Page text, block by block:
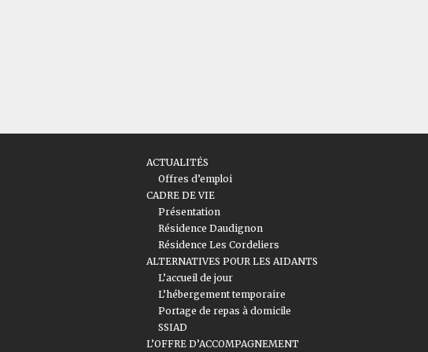
ACTUALITÉS
Offres d’emploi
CADRE DE VIE
Présentation
Résidence Daudignon
Résidence Les Cordeliers
ALTERNATIVES POUR LES AIDANTS
L’accueil de jour
L’hébergement temporaire
Portage de repas à domicile
SSIAD
L’OFFRE D’ACCOMPAGNEMENT